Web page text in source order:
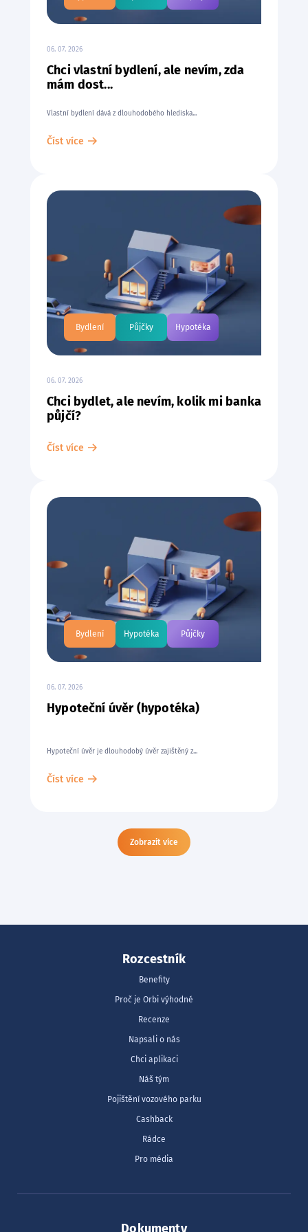
06. 07. 2026
Chci vlastní bydlení, ale nevím, zda
mám dost...
Vlastní bydlení dává z dlouhodobého hlediska...
Číst více
Bydlení Půjčky Hypotéka
06. 07. 2026
Chci bydlet, ale nevím, kolik mi banka
půjčí?
Číst více
Bydlení Hypotéka Půjčky
06. 07. 2026
Hypoteční úvěr (hypotéka)
Hypoteční úvěr je dlouhodobý úvěr zajištěný z...
Číst více
Zobrazit více
Rozcestník
Benefity
Proč je Orbi výhodné
Recenze
Napsali o nás
Chci aplikaci
Náš tým
Pojištění vozového parku
Cashback
Rádce
Pro média
Dokumenty